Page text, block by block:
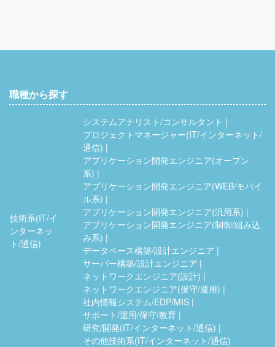
職種から探す
技術系(IT/イ
ンターネッ
ト/通信)
システムアナリスト/コンサルタント
プロジェクトマネージャー(IT/インターネット/
通信)
アプリケーション開発エンジニア(オープン
系)
アプリケーション開発エンジニア(WEB/モバイ
ル系)
アプリケーション開発エンジニア(汎用系)
アプリケーション開発エンジニア(制御/組み込
み系)
データベース構築/設計エンジニア
サーバー構築/設計エンジニア
ネットワークエンジニア(設計)
ネットワークエンジニア(保守/運用)
社内情報システム/EDP/MIS
サポート/運用/保守/教育
研究/開発(IT/インターネット/通信)
その他技術系(IT/インターネット/通信)